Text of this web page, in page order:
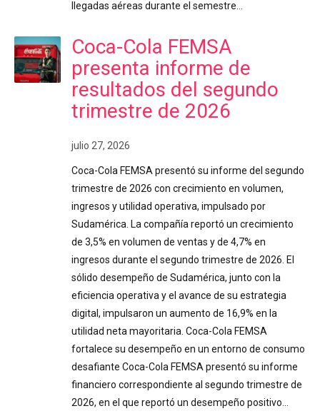
llegadas aéreas durante el semestre…
Coca-Cola FEMSA
presenta informe de
resultados del segundo
trimestre de 2026
julio 27, 2026
Coca-Cola FEMSA presentó su informe del segundo
trimestre de 2026 con crecimiento en volumen,
ingresos y utilidad operativa, impulsado por
Sudamérica. La compañía reportó un crecimiento
de 3,5% en volumen de ventas y de 4,7% en
ingresos durante el segundo trimestre de 2026. El
sólido desempeño de Sudamérica, junto con la
eficiencia operativa y el avance de su estrategia
digital, impulsaron un aumento de 16,9% en la
utilidad neta mayoritaria. Coca-Cola FEMSA
fortalece su desempeño en un entorno de consumo
desafiante Coca-Cola FEMSA presentó su informe
financiero correspondiente al segundo trimestre de
2026, en el que reportó un desempeño positivo…